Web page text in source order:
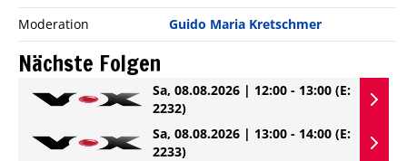
Moderation
Guido Maria Kretschmer
Nächste Folgen
Sa, 08.08.2026 | 12:00 - 13:00 (E:
2232)
Sa, 08.08.2026 | 13:00 - 14:00 (E:
2233)